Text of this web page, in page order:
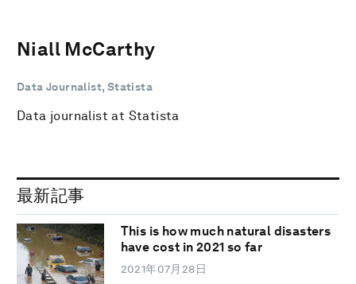
Niall McCarthy
Data Journalist, Statista
Data journalist at Statista
最新記事
This is how much natural disasters
have cost in 2021 so far
2021年07月28日